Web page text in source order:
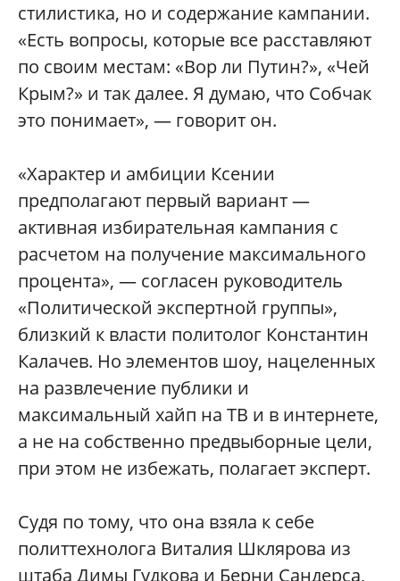
стилистика, но и содержание кампании.
«Есть вопросы, которые все расставляют
по своим местам: «Вор ли Путин?», «Чей
Крым?» и так далее. Я думаю, что Собчак
это понимает», — говорит он.
«Характер и амбиции Ксении
предполагают первый вариант —
активная избирательная кампания с
расчетом на получение максимального
процента», — согласен руководитель
«Политической экспертной группы»,
близкий к власти политолог Константин
Калачев. Но элементов шоу, нацеленных
на развлечение публики и
максимальный хайп на ТВ и в интернете,
а не на собственно предвыборные цели,
при этом не избежать, полагает эксперт.
Судя по тому, что она взяла к себе
политтехнолога Виталия Шклярова из
штаба Димы Гудкова и Берни Сандерса,